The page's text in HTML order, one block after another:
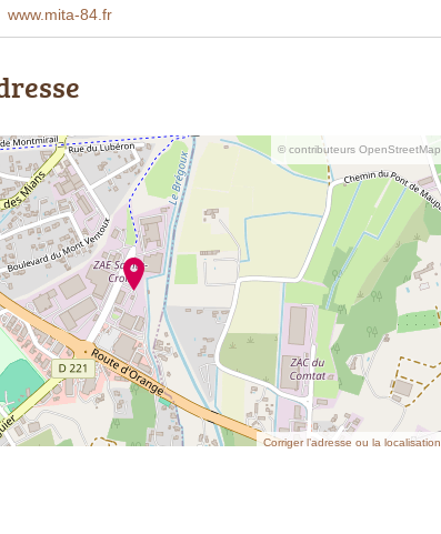
www.mita-84.fr
© contributeurs OpenStreetMap
Corriger l’adresse ou la localisation